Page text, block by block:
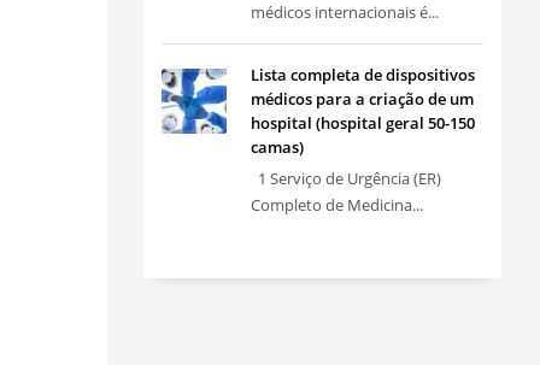
médicos internacionais é...
Lista completa de dispositivos
médicos para a criação de um
hospital (hospital geral 50-150
camas)
1 Serviço de Urgência (ER)
Completo de Medicina...